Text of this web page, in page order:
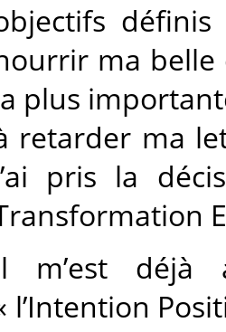
ma belle
plus
retarder ma
pris la
m’est déjà
l’Intention